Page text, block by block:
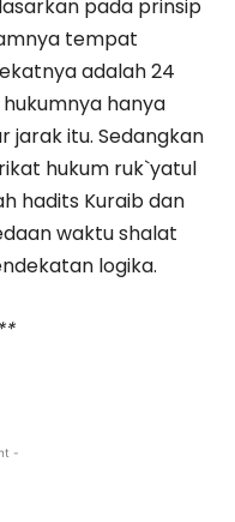
pada prinsip
tempat
adalah 24
hukumnya hanya
jarak itu. Sedangkan
hukum ruk`yatul
hadits Kuraib dan
waktu shalat
logika.
-